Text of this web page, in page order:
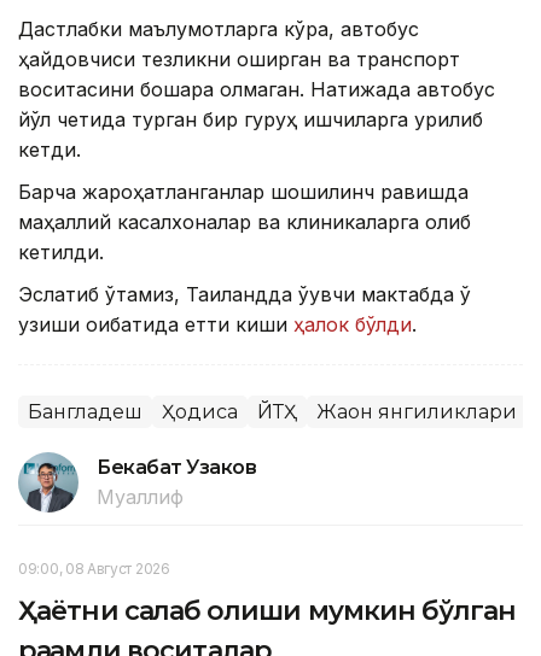
Дастлабки маълумотларга кўра, автобус
ҳайдовчиси тезликни оширган ва транспорт
воситасини бошқара олмаган. Натижада автобус
йўл четида турган бир гуруҳ ишчиларга урилиб
кетди.
Барча жароҳатланганлар шошилинч равишда
маҳаллий касалхоналар ва клиникаларга олиб
кетилди.
Эслатиб ўтамиз, Таиландда ўқувчи мактабда ўқ
узиши оқибатида етти киши ҳалок бўлди.
Бангладеш Ҳодиса ЙТҲ Жаҳон янгиликлари
Бекабат Узаков
Муаллиф
09:00, 08 Август 2026
Ҳаётни сақлаб қолиши мумкин бўлган